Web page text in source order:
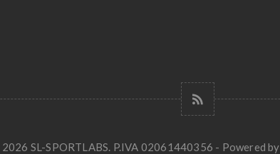
SL-SPORTLABS. P.IVA 02061440356 - Powered by